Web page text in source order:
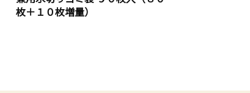
ャンペーン
枚＋１０枚増量）